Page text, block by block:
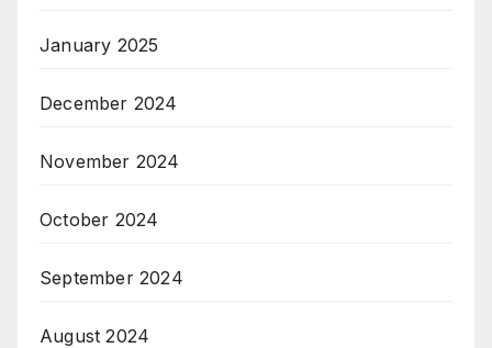
January 2025
December 2024
November 2024
October 2024
September 2024
August 2024